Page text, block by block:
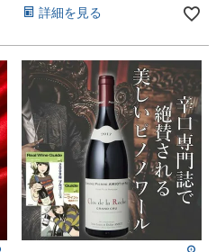
詳細を見る